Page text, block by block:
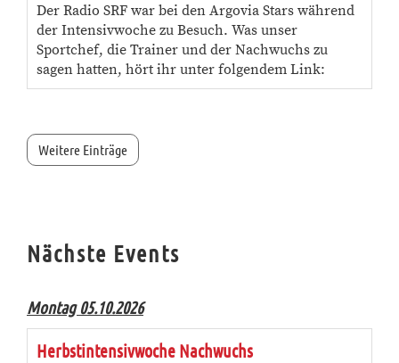
Der Radio SRF war bei den Argovia Stars während
der Intensivwoche zu Besuch. Was unser
Sportchef, die Trainer und der Nachwuchs zu
sagen hatten, hört ihr unter folgendem Link:
Weitere Einträge
Nächste Events
Montag 05.10.2026
Herbstintensivwoche Nachwuchs